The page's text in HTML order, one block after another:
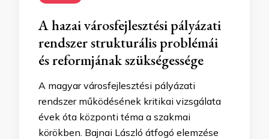
A hazai városfejlesztési pályázati
rendszer strukturális problémái
és reformjának szükségessége
A magyar városfejlesztési pályázati
rendszer működésének kritikai vizsgálata
évek óta központi téma a szakmai
körökben. Bajnai László átfogó elemzése